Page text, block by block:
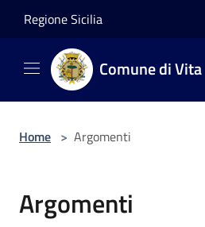
Regione Sicilia
Comune di Vita
Home > Argomenti
Argomenti